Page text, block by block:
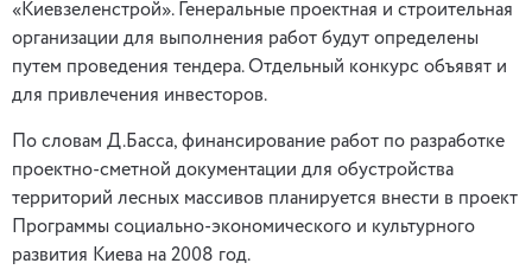
«Киевзеленстрой». Генеральные проектная и строительная
организации для выполнения работ будут определены
путем проведения тендера. Отдельный конкурс объявят и
для привлечения инвесторов.
По словам Д.Басса, финансирование работ по разработке
проектно-сметной документации для обустройства
территорий лесных массивов планируется внести в проект
Программы социально-экономического и культурного
развития Киева на 2008 год.